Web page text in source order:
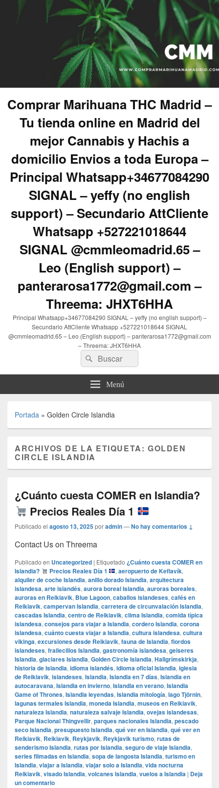
Comprar Marihuana THC Madrid –
Tu tienda online en Madrid del
mejor Cannabis y Hachis a
domicilio Envios a toda Europa –
Principal Whatsapp+34677084290
SIGNAL – yeffy (no english
support) – Secundario AttCliente
Whatsapp +527221018644
SIGNAL @cmmleomadrid.65 –
Leo (English support) –
panterarosa1772@gmail.com –
Threema: JHXT6HHA
Principal Whatsapp+34677084290 SIGNAL – yeffy (no english support) –
Secundario AttCliente Whatsapp +527221018644 SIGNAL
@cmmleomadrid.65 – Leo (English support) – panterarosa1772@gmail.com
– Threema: JHXT6HHA
Buscar
por:
Buscar
Menú
Portada » Golden Circle Islandia
ARCHIVOS DE LA ETIQUETA:GOLDEN
CIRCLE ISLANDIA
¿Cuánto cuesta COMER en Islandia?
Precios Reales Día 1
Publicado el agosto 13, 2025poradmin—No hay comentarios ↓
Contact Us on Threema
Publicado en Uncategorized | Etiquetado ¿Cuánto cuesta COMER en
Islandia?
Precios Reales Día 1 ,aeropuerto de Keflavík,
alquiler de coche Islandia, anillo dorado Islandia, arquitectura
islandesa, arte islandés, aurora boreal Islandia, auroras boreales,
auroras en Reikiavik, Blue Lagoon, caballos islandeses, cafés en
Reikiavik, campervan Islandia, carretera de circunvalación Islandia,
cascadas Islandia, centro de Reikiavik, clima Islandia, comida típica
islandesa, consejos para viajar a Islandia, cordero Islandia, corona
islandesa, cuánto cuesta viajar a Islandia, cultura islandesa, cultura
vikinga, excursiones desde Reikiavik, fauna de Islandia, fiordos
islandeses, frailecillos Islandia, gastronomía islandesa, geiseres
Islandia, glaciares Islandia, Golden Circle Islandia, Hallgrímskirkja,
historia de Islandia, idioma islandés, idioma oficial Islandia, iglesia
de Reikiavik, islandeses, Islandia, Islandia en 7 días, Islandia en
autocaravana, Islandia en invierno, Islandia en verano, Islandia
Game of Thrones, Islandia leyendas, Islandia mitología, lago Tjörnin,
lagunas termales Islandia, moneda Islandia, museos en Reikiavik,
naturaleza Islandia, naturaleza salvaje Islandia, ovejas islandesas,
Parque Nacional Thingvellir, parques nacionales Islandia, pescado
seco Islandia, presupuesto Islandia, qué ver en Islandia, qué ver en
Reikiavik, Reikiavik, Reykjavik, Reykjavik turismo, rutas de
senderismo Islandia, rutas por Islandia, seguro de viaje Islandia,
series filmadas en Islandia, sopa de langosta Islandia, turismo en
Islandia, viajar a Islandia, viajar solo a Islandia, vida nocturna
Reikiavik, visado Islandia, volcanes Islandia, vuelos a Islandia | Deja
un comentario